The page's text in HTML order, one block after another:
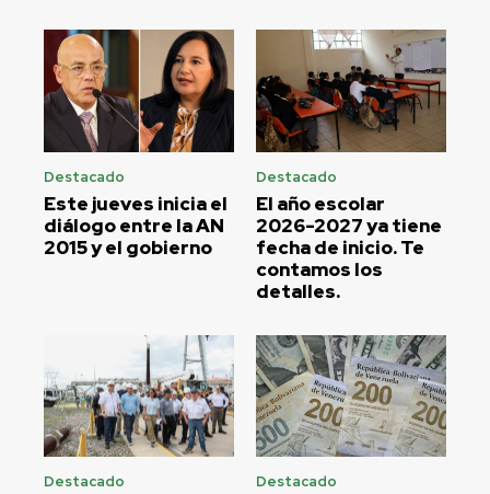
Destacado
Este jueves inicia el
diálogo entre la AN
2015 y el gobierno
Destacado
El año escolar
2026-2027 ya tiene
fecha de inicio. Te
contamos los
detalles.
Destacado Destacado